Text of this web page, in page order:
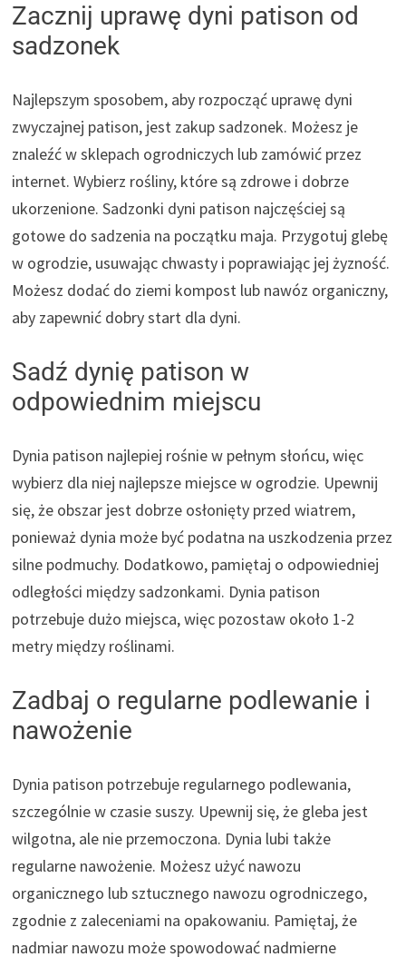
Zacznij uprawę dyni patison od
sadzonek
Najlepszym sposobem, aby rozpocząć uprawę dyni
zwyczajnej patison, jest zakup sadzonek. Możesz je
znaleźć w sklepach ogrodniczych lub zamówić przez
internet. Wybierz rośliny, które są zdrowe i dobrze
ukorzenione. Sadzonki dyni patison najczęściej są
gotowe do sadzenia na początku maja. Przygotuj glebę
w ogrodzie, usuwając chwasty i poprawiając jej żyzność.
Możesz dodać do ziemi kompost lub nawóz organiczny,
aby zapewnić dobry start dla dyni.
Sadź dynię patison w
odpowiednim miejscu
Dynia patison najlepiej rośnie w pełnym słońcu, więc
wybierz dla niej najlepsze miejsce w ogrodzie. Upewnij
się, że obszar jest dobrze osłonięty przed wiatrem,
ponieważ dynia może być podatna na uszkodzenia przez
silne podmuchy. Dodatkowo, pamiętaj o odpowiedniej
odległości między sadzonkami. Dynia patison
potrzebuje dużo miejsca, więc pozostaw około 1-2
metry między roślinami.
Zadbaj o regularne podlewanie i
nawożenie
Dynia patison potrzebuje regularnego podlewania,
szczególnie w czasie suszy. Upewnij się, że gleba jest
wilgotna, ale nie przemoczona. Dynia lubi także
regularne nawożenie. Możesz użyć nawozu
organicznego lub sztucznego nawozu ogrodniczego,
zgodnie z zaleceniami na opakowaniu. Pamiętaj, że
nadmiar nawozu może spowodować nadmierne